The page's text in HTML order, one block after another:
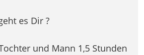
es Dir ?
und Mann 1,5 Stunden